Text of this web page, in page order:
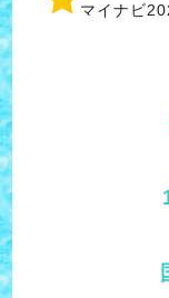
マイナビ